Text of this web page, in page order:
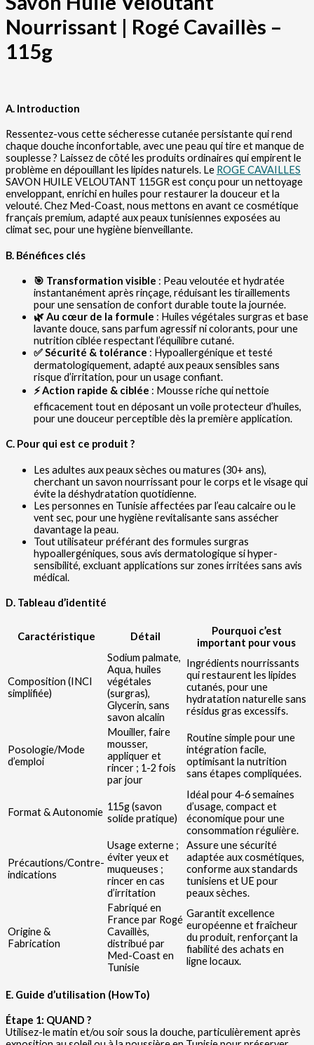
Nourrissant | Rogé Cavaillès –
115g
A. Introduction
Ressentez-vous cette sécheresse cutanée persistante qui rend
chaque douche inconfortable, avec une peau qui tire et manque de
souplesse ? Laissez de côté les produits ordinaires qui empirent le
problème en dépouillant les lipides naturels. Le ROGE CAVAILLES
SAVON HUILE VELOUTANT 115GR est conçu pour un nettoyage
enveloppant, enrichi en huiles pour restaurer la douceur et la
velouté. Chez Med-Coast, nous mettons en avant ce cosmétique
français premium, adapté aux peaux tunisiennes exposées au
climat sec, pour une hygiène bienveillante.
B. Bénéfices clés
🎯 Transformation visible : Peau veloutée et hydratée
instantanément après rinçage, réduisant les tiraillements
pour une sensation de confort durable toute la journée.
🌿 Au cœur de la formule : Huiles végétales surgras et base
lavante douce, sans parfum agressif ni colorants, pour une
nutrition ciblée respectant l’équilibre cutané.
✅ Sécurité & tolérance : Hypoallergénique et testé
dermatologiquement, adapté aux peaux sensibles sans
risque d’irritation, pour un usage confiant.
⚡ Action rapide & ciblée : Mousse riche qui nettoie
efficacement tout en déposant un voile protecteur d’huiles,
pour une douceur perceptible dès la première application.
C. Pour qui est ce produit ?
Les adultes aux peaux sèches ou matures (30+ ans),
cherchant un savon nourrissant pour le corps et le visage qui
évite la déshydratation quotidienne.
Les personnes en Tunisie affectées par l’eau calcaire ou le
vent sec, pour une hygiène revitalisante sans assécher
davantage la peau.
Tout utilisateur préférant des formules surgras
hypoallergéniques, sous avis dermatologique si hyper-
sensibilité, excluant applications sur zones irritées sans avis
médical.
D. Tableau d’identité
Caractéristique Détail
Pourquoi c’est
important pour vous
Composition (INCI
simplifiée)
Sodium palmate,
Aqua, huiles
végétales
(surgras),
Glycerin, sans
savon alcalin
Ingrédients nourrissants
qui restaurent les lipides
cutanés, pour une
hydratation naturelle sans
résidus gras excessifs.
Posologie/Mode
d’emploi
Mouiller, faire
mousser,
appliquer et
rincer ; 1-2 fois
par jour
Routine simple pour une
intégration facile,
optimisant la nutrition
sans étapes compliquées.
Format & Autonomie 115g (savon
solide pratique)
Idéal pour 4-6 semaines
d’usage, compact et
économique pour une
consommation régulière.
Précautions/Contre-
indications
Usage externe ;
éviter yeux et
muqueuses ;
rincer en cas
d’irritation
Assure une sécurité
adaptée aux cosmétiques,
conforme aux standards
tunisiens et UE pour
peaux sèches.
Origine &
Fabrication
Fabriqué en
France par Rogé
Cavaillès,
distribué par
Med-Coast en
Tunisie
Garantit excellence
européenne et fraîcheur
du produit, renforçant la
fiabilité des achats en
ligne locaux.
E. Guide d’utilisation (HowTo)
Étape 1: QUAND ?
Utilisez-le matin et/ou soir sous la douche, particulièrement après